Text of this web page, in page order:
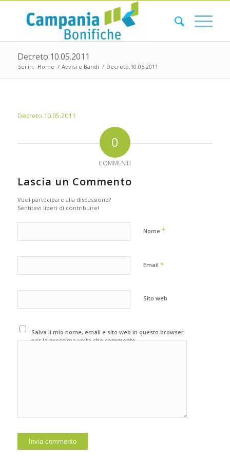
Decreto.10.05.2011
Sei in: Home / Avvisi e Bandi / Decreto.10.05.2011
Decreto.10.05.2011
0
COMMENTI
Lascia un Commento
Vuoi partecipare alla discussione?
Sentitevi liberi di contribuire!
Nome *
Email *
Sito web
Salva il mio nome, email e sito web in questo browser
per la prossima volta che commento.